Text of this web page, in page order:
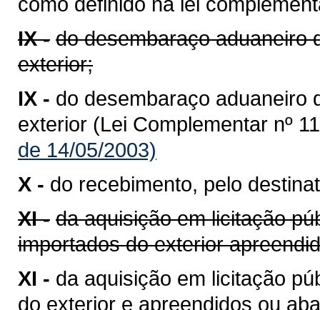
IX - do desembaraço aduaneiro
exterior;
IX - do desembaraço aduaneiro
exterior (Lei Complementar nº
de 14/05/2003)
X - do recebimento, pelo
XI - da aquisição em licitação
importados do exterior
XI - da aquisição em licitação
do exterior e apreendidos ou